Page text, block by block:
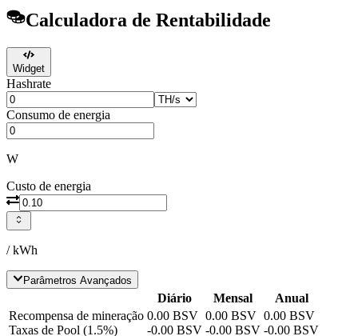
Calculadora de Rentabilidade
Widget
Hashrate
Consumo de energia
W
Custo de energia
/ kWh
Parâmetros Avançados
Diário Mensal
Anual
Recompensa de mineração
Taxas de Pool (1.5%)
0.00 BSV
-0.00 BSV
0.00 BSV
-0.00 BSV
0.00 BSV
-0.00 BSV